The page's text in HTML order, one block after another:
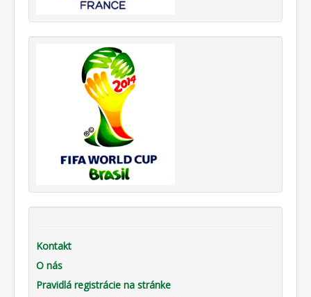
Kontakt
O nás
Pravidlá registrácie na stránke